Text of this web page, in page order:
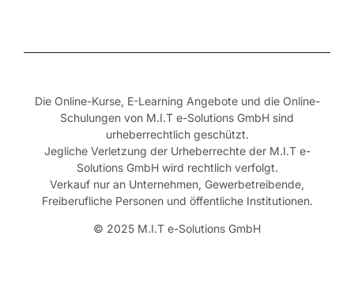
Die Online-Kurse, E-Learning Angebote und die Online-
Schulungen von M.I.T e-Solutions GmbH sind
urheberrechtlich geschützt.
Jegliche Verletzung der Urheberrechte der M.I.T e-
Solutions GmbH wird rechtlich verfolgt.
Verkauf nur an Unternehmen, Gewerbetreibende,
Freiberufliche Personen und öffentliche Institutionen.
© 2025 M.I.T e-Solutions GmbH